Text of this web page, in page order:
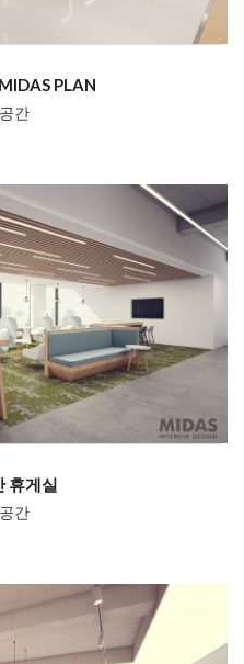
PLAN
간
휴게실
간